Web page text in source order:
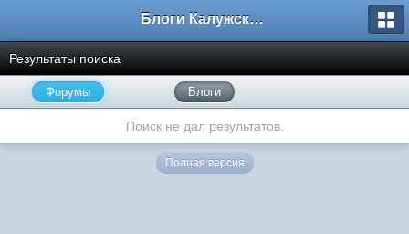
Блоги Калужского перекрестка
Результаты поиска
Форумы Блоги
Поиск не дал результатов.
Полная версия